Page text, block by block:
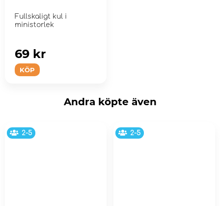
Fullskaligt kul i
ministorlek
KÖP
69 kr
Andra köpte även
2-5 2-5